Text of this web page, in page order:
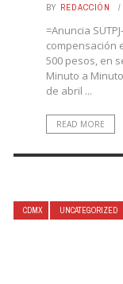
BY REDACCIÓN
=Anuncia
compensación
500 pesos, en
Minuto a
de abril ...
READ MORE
CDMX UNCATEGORIZED